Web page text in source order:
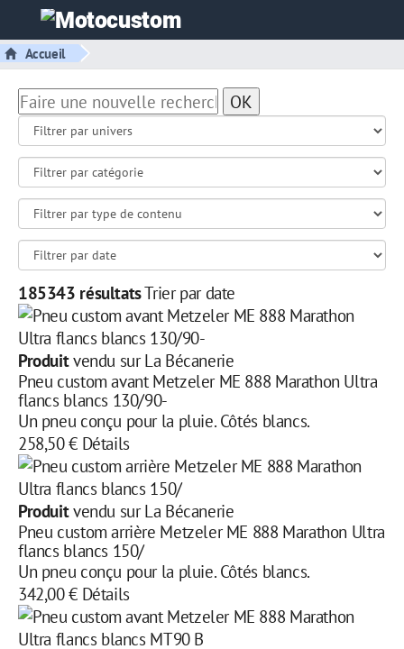
Accueil
OK
185343 résultatsTrier par date
Produitvendu sur La Bécanerie
Pneu custom avant Metzeler ME 888 Marathon Ultra
flancs blancs 130/90-
Un pneu conçu pour la pluie. Côtés blancs.
258,50 € Détails
Produitvendu sur La Bécanerie
Pneu custom arrière Metzeler ME 888 Marathon Ultra
flancs blancs 150/
Un pneu conçu pour la pluie. Côtés blancs.
342,00 € Détails